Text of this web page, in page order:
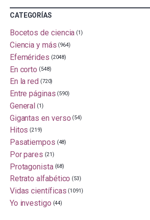
CATEGORÍAS
Bocetos de ciencia (1)
Ciencia y más (964)
Efemérides (2048)
En corto (548)
En la red (720)
Entre páginas (590)
General (1)
Gigantas en verso (54)
Hitos (219)
Pasatiempos (48)
Por pares (21)
Protagonista (68)
Retrato alfabético (53)
Vidas científicas (1091)
Yo investigo (44)